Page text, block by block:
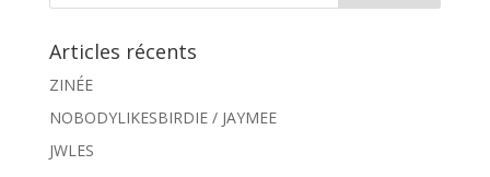
Articles récents
ZINÉE
NOBODYLIKESBIRDIE / JAYMEE
JWLES